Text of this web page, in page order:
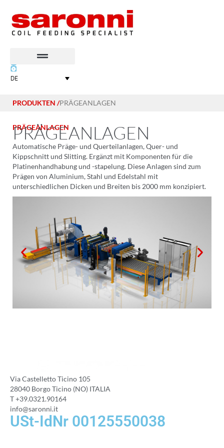
DE
PRODUKTEN /PRÄGEANLAGEN
PRÄGEANLAGEN
PRÄGEANLAGEN
Automatische Präge- und Querteilanlagen, Quer- und
Kippschnitt und Slitting. Ergänzt mit Komponenten für die
Platinenhandhabung und -stapelung. Diese Anlagen sind zum
Prägen von Aluminium, Stahl und Edelstahl mit
unterschiedlichen Dicken und Breiten bis 2000 mm konzipiert.
Via Castelletto Ticino 105
28040 Borgo Ticino (NO) ITALIA
T +39.0321.90164
info@saronni.it
USt-IdNr 00125550038